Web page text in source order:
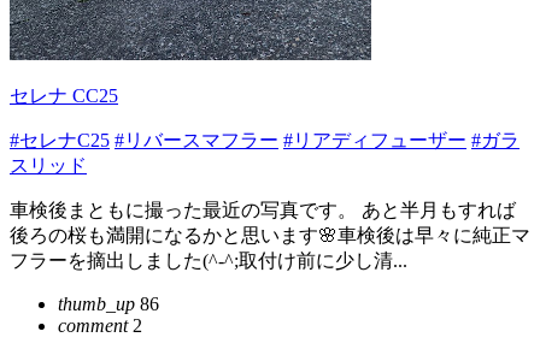
セレナ CC25
#セレナC25 #リバースマフラー #リアディフューザー #ガラ
スリッド
車検後まともに撮った最近の写真です。 あと半月もすれば
後ろの桜も満開になるかと思います🌸車検後は早々に純正マ
フラーを摘出しました(^-^;取付け前に少し清...
thumb_up 86
comment2